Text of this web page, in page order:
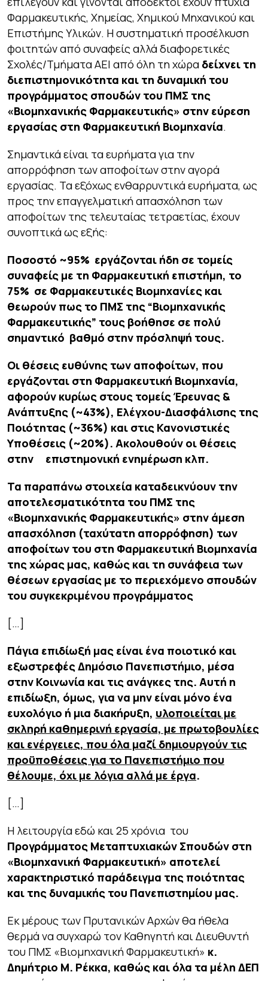
Φαρμακευτικής, Χημείας, Χημικού Μηχανικού και
Επιστήμης Υλικών. Η συστηματική προσέλκυση
φοιτητών από συναφείς αλλά διαφορετικές
Σχολές/Τμήματα ΑΕΙ από όλη τη χώρα δείχνει τη
διεπιστημονικότητα και τη δυναμική του
προγράμματος σπουδών του ΠΜΣ της
«Βιομηχανικής Φαρμακευτικής» στην εύρεση
εργασίας στη Φαρμακευτική Βιομηχανία.
Σημαντικά είναι τα ευρήματα για την
απορρόφηση των αποφοίτων στην αγορά
εργασίας. Τα εξόχως ενθαρρυντικά ευρήματα, ως
προς την επαγγελματική απασχόληση των
αποφοίτων της τελευταίας τετραετίας, έχουν
συνοπτικά ως εξής:
Ποσοστό ~95% εργάζονται ήδη σε τομείς
συναφείς με τη Φαρμακευτική επιστήμη, το
75% σε Φαρμακευτικές Βιομηχανίες και
θεωρούν πως το ΠΜΣ της “Βιομηχανικής
Φαρμακευτικής” τους βοήθησε σε πολύ
σημαντικό βαθμό στην πρόσληψή τους.
Οι θέσεις ευθύνης των αποφοίτων, που
εργάζονται στη Φαρμακευτική Βιομηχανία,
αφορούν κυρίως στους τομείς Έρευνας &
Ανάπτυξης (~43%), Ελέγχου-Διασφάλισης της
Ποιότητας (~36%) και στις Κανονιστικές
Υποθέσεις (~20%). Ακολουθούν οι θέσεις
στην επιστημονική ενημέρωση κλπ.
Τα παραπάνω στοιχεία καταδεικνύουν την
αποτελεσματικότητα του ΠΜΣ της
«Βιομηχανικής Φαρμακευτικής» στην άμεση
απασχόληση (ταχύτατη απορρόφηση) των
αποφοίτων του στη Φαρμακευτική Βιομηχανία
της χώρας μας, καθώς και τη συνάφεια των
θέσεων εργασίας με το περιεχόμενο σπουδών
του συγκεκριμένου προγράμματος
[…]
Πάγια επιδίωξή μας είναι ένα ποιοτικό και
εξωστρεφές Δημόσιο Πανεπιστήμιο, μέσα
στην Κοινωνία και τις ανάγκες της. Αυτή η
επιδίωξη, όμως, για να μην είναι μόνο ένα
ευχολόγιο ή μια διακήρυξη, υλοποιείται με
σκληρή καθημερινή εργασία, με πρωτοβουλίες
και ενέργειες, που όλα μαζί δημιουργούν τις
προϋποθέσεις για το Πανεπιστήμιο που
θέλουμε, όχι με λόγια αλλά με έργα.
[…]
Η λειτουργία εδώ και 25 χρόνια του
Προγράμματος Μεταπτυχιακών Σπουδών στη
«Βιομηχανική Φαρμακευτική» αποτελεί
χαρακτηριστικό παράδειγμα της ποιότητας
και της δυναμικής του Πανεπιστημίου μας.
Εκ μέρους των Πρυτανικών Αρχών θα ήθελα
θερμά να συγχαρώ τον Καθηγητή και Διευθυντή
του ΠΜΣ «Βιομηχανική Φαρμακευτική» κ.
Δημήτριο Μ. Ρέκκα, καθώς και όλα τα μέλη ΔΕΠ